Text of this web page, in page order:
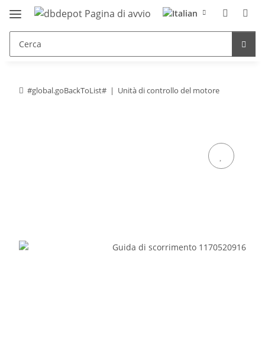
#global.goBackToList# Unità di controllo del motore